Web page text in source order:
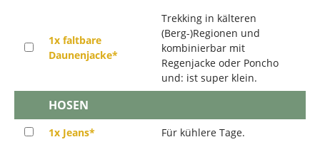
1x faltbare
Daunenjacke*
Trekking in kälteren
(Berg-)Regionen und
kombinierbar mit
Regenjacke oder Poncho
und: ist super klein.
HOSEN
1x Jeans*
Für kühlere Tage.